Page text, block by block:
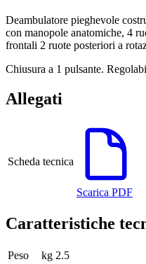
Deambulatore pieghevole
con manopole anatomiche, 4
frontali 2 ruote posteriori a
Chiusura a 1 pulsante.
Allegati
Scheda tecnica
Scarica PDF
Caratteristiche
Peso
kg 2.5